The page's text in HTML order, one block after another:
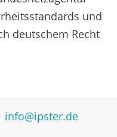
und
deutschem Recht
info@ipster.de